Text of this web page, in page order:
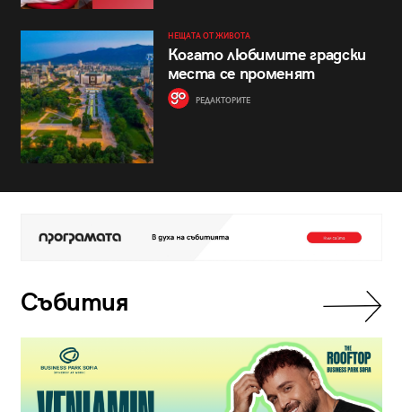
НЕЩАТА ОТ ЖИВОТА
Когато любимите градски
места се променят
РЕДАКТОРИТЕ
Събития